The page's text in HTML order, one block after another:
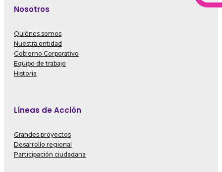
Nosotros
Quiénes somos
Nuestra entidad
Gobierno Corporativo
Equipo de trabajo
Historia
Líneas de Acción
Grandes proyectos
Desarrollo regional
Participación ciudadana